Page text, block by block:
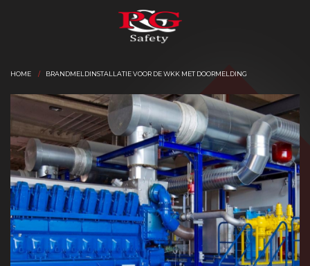
HOME BRANDMELDINSTALLATIE VOOR DE WKK MET DOORMELDING